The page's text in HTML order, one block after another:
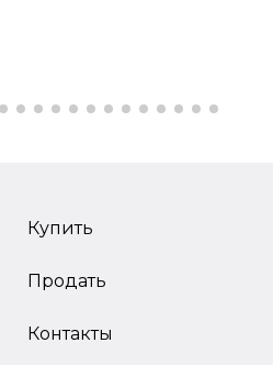
Купить
Продать
Контакты